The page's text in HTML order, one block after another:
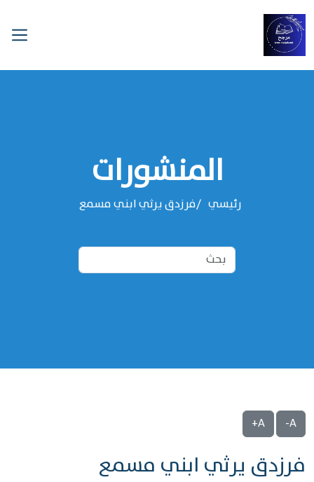
المنشورات
رئيسي فرزدق يرثي ابني مسمع
A-
A+
فرزدق يرثي ابني مسمع